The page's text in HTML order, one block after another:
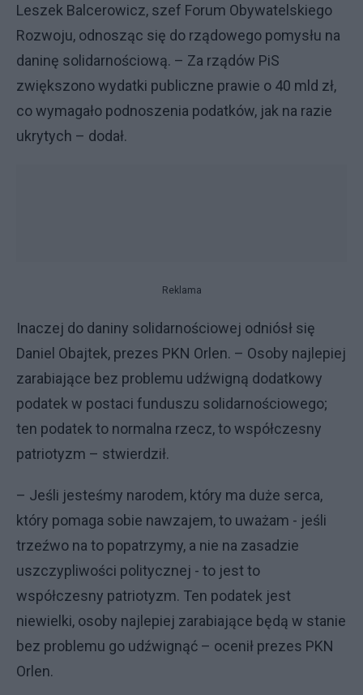
Leszek Balcerowicz, szef Forum Obywatelskiego
Rozwoju, odnosząc się do rządowego pomysłu na
daninę solidarnościową. – Za rządów PiS
zwiększono wydatki publiczne prawie o 40 mld zł,
co wymagało podnoszenia podatków, jak na razie
ukrytych – dodał.
Reklama
Inaczej do daniny solidarnościowej odniósł się
Daniel Obajtek, prezes PKN Orlen. – Osoby najlepiej
zarabiające bez problemu udźwigną dodatkowy
podatek w postaci funduszu solidarnościowego;
ten podatek to normalna rzecz, to współczesny
patriotyzm – stwierdził.
– Jeśli jesteśmy narodem, który ma duże serca,
który pomaga sobie nawzajem, to uważam - jeśli
trzeźwo na to popatrzymy, a nie na zasadzie
uszczypliwości politycznej - to jest to
współczesny patriotyzm. Ten podatek jest
niewielki, osoby najlepiej zarabiające będą w stanie
bez problemu go udźwignąć – ocenił prezes PKN
Orlen.